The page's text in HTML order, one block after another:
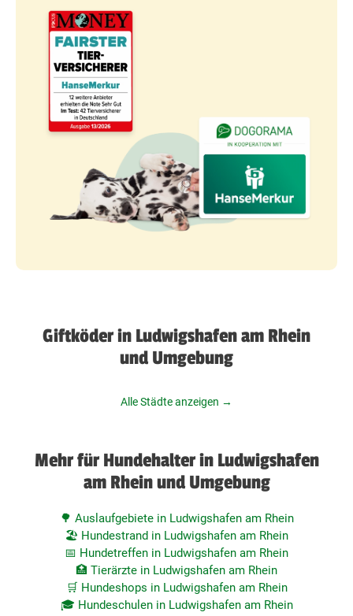
Giftköder in Ludwigshafen am Rhein
und Umgebung
Alle Städte anzeigen →
Mehr für Hundehalter in Ludwigshafen
am Rhein und Umgebung
🌳 Auslaufgebiete in Ludwigshafen am Rhein
🏖️ Hundestrand in Ludwigshafen am Rhein
📅 Hundetreffen in Ludwigshafen am Rhein
🏥 Tierärzte in Ludwigshafen am Rhein
🛒 Hundeshops in Ludwigshafen am Rhein
🎓 Hundeschulen in Ludwigshafen am Rhein